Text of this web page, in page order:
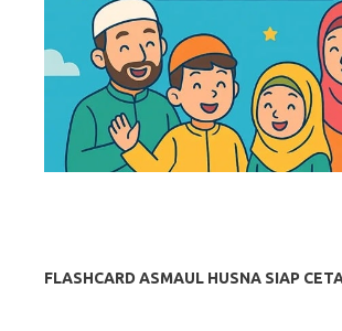
FLASHCARD ASMAUL HUSNA SIAP